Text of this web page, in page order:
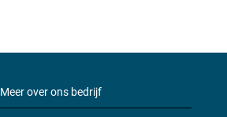
Meer over ons bedrijf